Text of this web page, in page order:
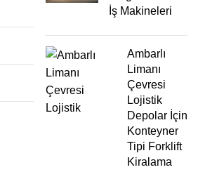
İş Makineleri
Ambarlı
Limanı
Çevresi
Lojistik
Depolar İçin
Konteyner
Tipi Forklift
Kiralama